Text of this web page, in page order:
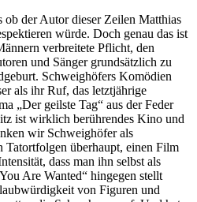
ob der Autor dieser Zeilen Matthias
würde. Doch genau das ist
verbreitete Pflicht, den
und Sänger grundsätzlich zu
Schweighöfers Komödien
als ihr Ruf, das letztjährige
„Der geilste Tag“ aus der Feder
ist wirklich berührendes Kino und
wir Schweighöfer als
Tatortfolgen überhaupt, einen Film
dass man ihn selbst als
Are Wanted“ hingegen stellt
von Figuren und